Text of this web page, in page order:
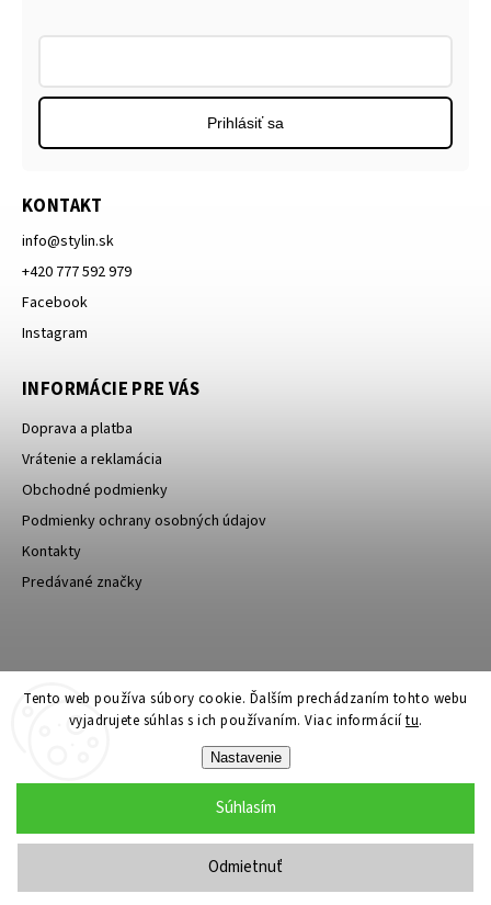
Tento web používa súbory cookie. Ďalším prechádzaním tohto webu
vyjadrujete súhlas s ich používaním. Viac informáciítu.
Nastavenie
Odmietnuť
Súhlasím
KONTAKT
info@stylin.sk
+420 777 592 979
Facebook
Instagram
INFORMÁCIE PRE VÁS
Doprava a platba
Vrátenie a reklamácia
Obchodné podmienky
Podmienky ochrany osobných údajov
Kontakty
Predávané značky
Prihlásiť sa
Bagin.cz
Upraviť nastavenie cookies
Grafický návrh vytvořil a nakódoval